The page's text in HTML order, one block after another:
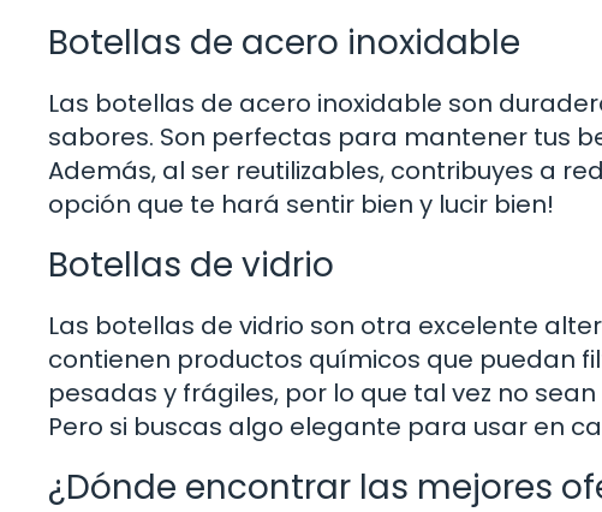
Botellas de acero inoxidable
Las botellas de acero inoxidable son
sabores. Son perfectas para mantener tus
Además, al ser reutilizables, contribuyes a
opción que te hará sentir bien y lucir bien!
Botellas de vidrio
Las botellas de vidrio son otra excelente
contienen productos químicos que puedan
pesadas y frágiles, por lo que tal vez no
Pero si buscas algo elegante para usar en
¿Dónde encontrar las mejores